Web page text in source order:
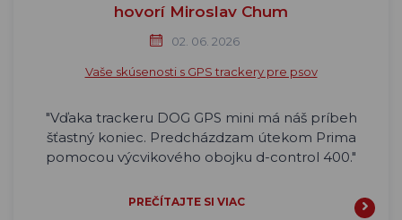
hovorí Miroslav Chum
02. 06. 2026
Vaše skúsenosti s GPS trackery pre psov
"Vďaka trackeru DOG GPS mini má náš príbeh
šťastný koniec. Predcházdzam útekom Prima
pomocou výcvikového obojku d-control 400."
PREČÍTAJTE SI VIAC